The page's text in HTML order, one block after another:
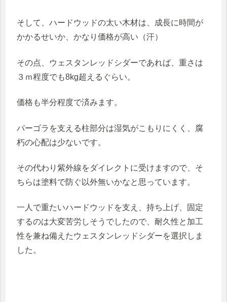
そして、ハードウッドの太い木材は、成長に時間が
かかるせいか、かなり価格が高い（汗）
その点、ウェスタンレッドシダーであれば、重さは
３ｍ程度でも8kg超えるぐらい。
価格も半分程度で済みます。
パーゴラを支える柱部分は湿気がこもりにくく、腐
朽の心配は少ないです。
その代わり紫外線をダイレクトに受けますので、そ
ちらは塗料で防ぐ以外無いかなと思っています。
一人で重たいハードウッドを支え、持ち上げ、固定
するのは大変苦労しそうでしたので、耐久性と加工
性を兼ね備えたウェスタンレッドシダーを選択しま
した。